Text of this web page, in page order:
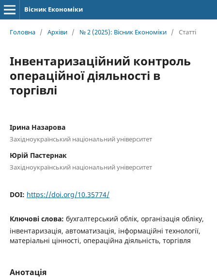
Вісник Економіки
Головна / Архіви / № 2 (2025): Вісник Економіки / Статті
Інвентаризаційний контроль
операційної діяльності в
торгівлі
Ірина Назарова
Західноукраїнський національний університет
Юрій Пастернак
Західноукраїнський національний університет
DOI: https://doi.org/10.35774/
Ключові слова: бухгалтерський облік, організація обліку,
інвентаризація, автоматизація, інформаційні технології,
матеріальні цінності, операційна діяльність, торгівля
Анотація